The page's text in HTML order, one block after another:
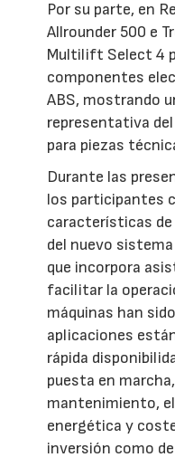
Por su parte, en
Allrounder 500 e
Multilift Select 4
componentes
ABS, mostrando
representativa
para piezas
Durante las
los participantes
características de
del nuevo
que incorpora
facilitar la
máquinas han
aplicaciones
rápida
puesta en
mantenimiento,
energética y
inversión como